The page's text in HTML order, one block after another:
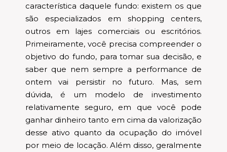
característica daquele fundo: existem os que
são especializados em shopping centers,
outros em lajes comerciais ou escritórios.
Primeiramente, você precisa compreender o
objetivo do fundo, para tomar sua decisão, e
saber que nem sempre a performance de
ontem vai persistir no futuro. Mas, sem
dúvida, é um modelo de investimento
relativamente seguro, em que você pode
ganhar dinheiro tanto em cima da valorização
desse ativo quanto da ocupação do imóvel
por meio de locação. Além disso, geralmente